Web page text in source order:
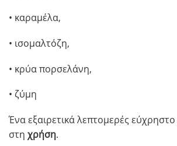
• καραμέλα,
• ισομαλτόζη,
• κρύα πορσελάνη,
• ζύμη
Ένα εξαιρετικά λεπτομερές εύχρηστο
στη χρήση.